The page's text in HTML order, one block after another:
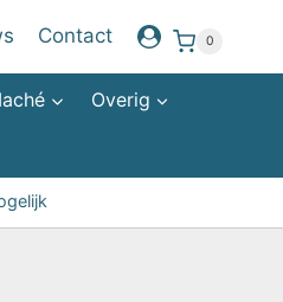
Contact 0
Overig